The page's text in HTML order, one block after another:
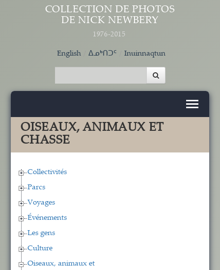
Aller au contenu principal
COLLECTION DE PHOTOS
DE NICK NEWBERY
1976-2015
English ᐃᓄᒃᑎᑐᑦ Inuinnaqtun
OISEAUX, ANIMAUX ET
CHASSE
Collectivités
Parcs
Voyages
Événements
Les gens
Culture
Oiseaux, animaux et